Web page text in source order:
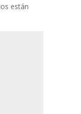
están